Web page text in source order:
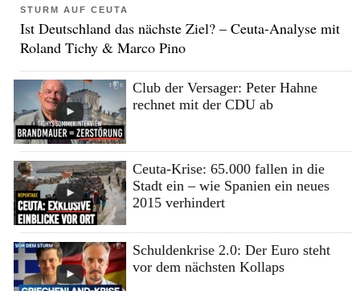
STURM AUF CEUTA
Ist Deutschland das nächste Ziel? – Ceuta-Analyse mit
Roland Tichy & Marco Pino
Club der Versager: Peter Hahne
rechnet mit der CDU ab
Ceuta-Krise: 65.000 fallen in die
Stadt ein – wie Spanien ein neues
2015 verhindert
Schuldenkrise 2.0: Der Euro steht
vor dem nächsten Kollaps